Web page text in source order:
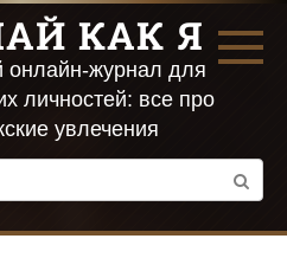
КАК Я
онлайн-журнал для
личностей: все про
увлечения